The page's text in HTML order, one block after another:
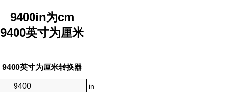
9400in为cm
9400英寸为厘米
9400英寸为厘米转换器
in